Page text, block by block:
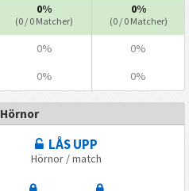
0%
(0 / 0 Matcher)
0%
(0 / 0 Matcher)
0% 0%
0% 0%
Hörnor
LÅS UPP
Hörnor / match